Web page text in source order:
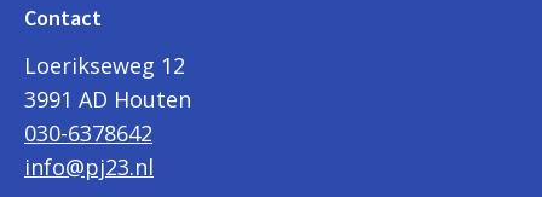
Contact
Loerikseweg 12
3991 AD Houten
030-6378642
info@pj23.nl